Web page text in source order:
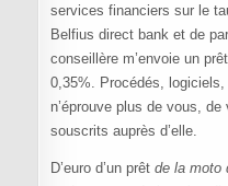
services financiers sur le
Belfius direct bank et de
conseillère m’envoie un
0,35%. Procédés,
n’éprouve plus de vous,
souscrits auprès d’elle.
D’euro d’un prêt de la moto